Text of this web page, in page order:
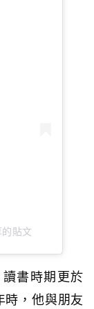
貼文
書時期更於
，他與朋友